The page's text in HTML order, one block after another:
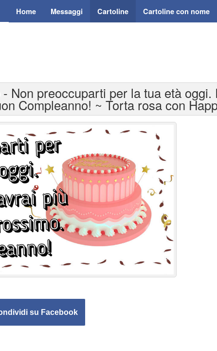
Home Messaggi Cartoline Cartoline con nome
Non preoccuparti per la tua età
Compleanno! ~ Torta rosa con
su Facebook